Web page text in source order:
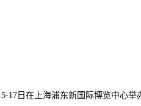
17日在上海浦东新国际博览中心举